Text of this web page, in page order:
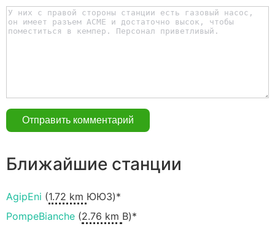
Ближайшие станции
AgipEni (1.72 km ЮЮЗ)*
PompeBianche (2.76 km В)*